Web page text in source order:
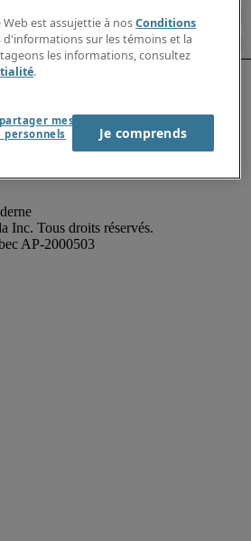
Inc. Tous droits réservés.
est assujettie à nosConditions
d'informations sur les témoins et la
les informations, consultez
.
mes
personnels
Je comprends